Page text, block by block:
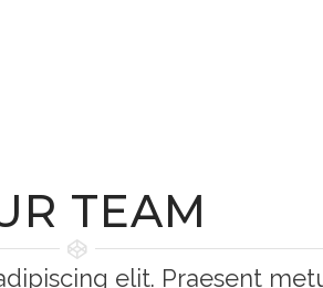
TEAM
elit. Praesent